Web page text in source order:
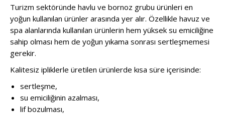
Turizm sektöründe havlu ve bornoz grubu ürünleri en
yoğun kullanılan ürünler arasında yer alır. Özellikle havuz ve
spa alanlarında kullanılan ürünlerin hem yüksek su emiciliğine
sahip olması hem de yoğun yıkama sonrası sertleşmemesi
gerekir.
Kalitesiz ipliklerle üretilen ürünlerde kısa süre içerisinde:
sertleşme,
su emiciliğinin azalması,
lif bozulması,